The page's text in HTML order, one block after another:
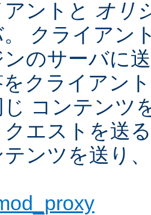
ントと オリ
クライアン
のサーバに
クライアン
じ コンテンツ
エストを送
テンツを送り